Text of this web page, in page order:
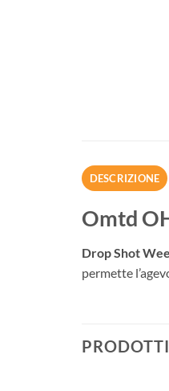
DESCRIZIONE
Omtd
Drop Shot
permette